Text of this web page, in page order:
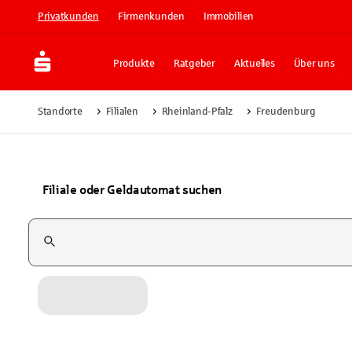
Privatkunden Firmenkunden Immobilien
Produkte Ratgeber Aktuelles Über uns
Standorte Filialen Rheinland-Pfalz Freudenburg
Filiale oder Geldautomat suchen
Suchfeld